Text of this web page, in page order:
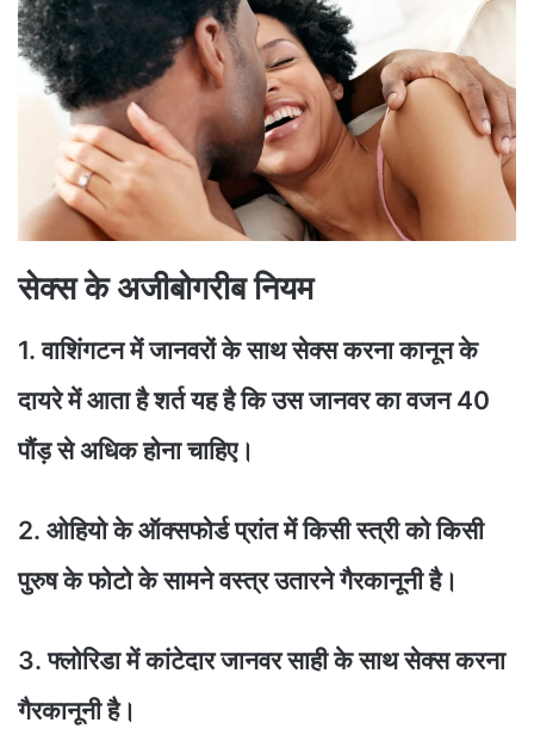
सेक्स के अजीबोगरीब नियम
1. वाशिंगटन में जानवरों के साथ सेक्स करना कानून के
दायरे में आता है शर्त यह है कि उस जानवर का वजन 40
पौंड़ से अधिक होना चाहिए।
2. ओहियो के ऑक्सफोर्ड प्रांत में किसी स्त्री को किसी
पुरुष के फोटो के सामने वस्त्र उतारने गैरकानूनी है।
3. फ्लोरिडा में कांटेदार जानवर साही के साथ सेक्स करना
गैरकानूनी है।